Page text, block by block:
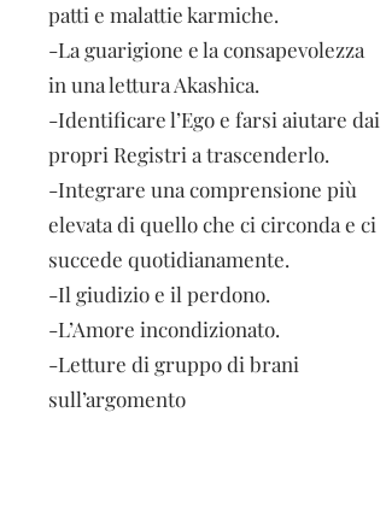
patti e malattie karmiche.
-La guarigione e la consapevolezza
in una lettura Akashica.
-Identificare l’Ego e farsi aiutare dai
propri Registri a trascenderlo.
-Integrare una comprensione più
elevata di quello che ci circonda e ci
succede quotidianamente.
-Il giudizio e il perdono.
-L’Amore incondizionato.
-Letture di gruppo di brani
sull’argomento